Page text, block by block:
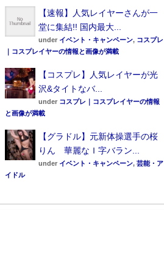
【速報】人気レイヤーさんが一
堂に集結!! 国内最大...
under イベント・キャンペーン, コスプレ
｜コスプレイヤーの情報と画像が満載
【コスプレ】人気レイヤーが光
沢&タイトなバ...
under コスプレ｜コスプレイヤーの情報
と画像が満載
【グラドル】元新体操選手の桜
りん 華麗なＩ字バラン...
under イベント・キャンペーン, 芸能・ア
イドル